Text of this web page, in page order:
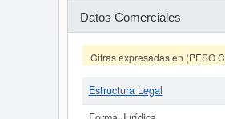
Datos Comerciales
Cifras expresadas en (PESO
Estructura Legal